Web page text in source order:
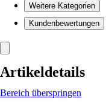
Weitere Kategorien
Kundenbewertungen
Artikeldetails
Bereich überspringen